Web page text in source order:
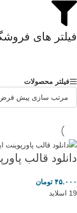
فیلتر های
فیلتر محصولات
دانلود قالب
۴۵.۰۰۰ تومان
19 اسلاید